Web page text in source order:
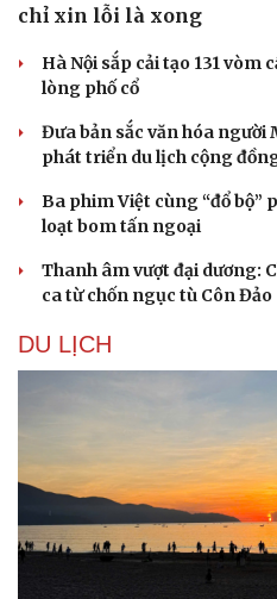
chỉ xin lỗi là xong
Hà Nội sắp cải tạo 131 vòm
lòng phố cổ
Đưa bản sắc văn hóa
phát triển du lịch cộng
Ba phim Việt cùng “đổ bộ”
loạt bom tấn ngoại
Thanh âm vượt đại dương:
ca từ chốn ngục tù Côn Đảo
DU LỊCH